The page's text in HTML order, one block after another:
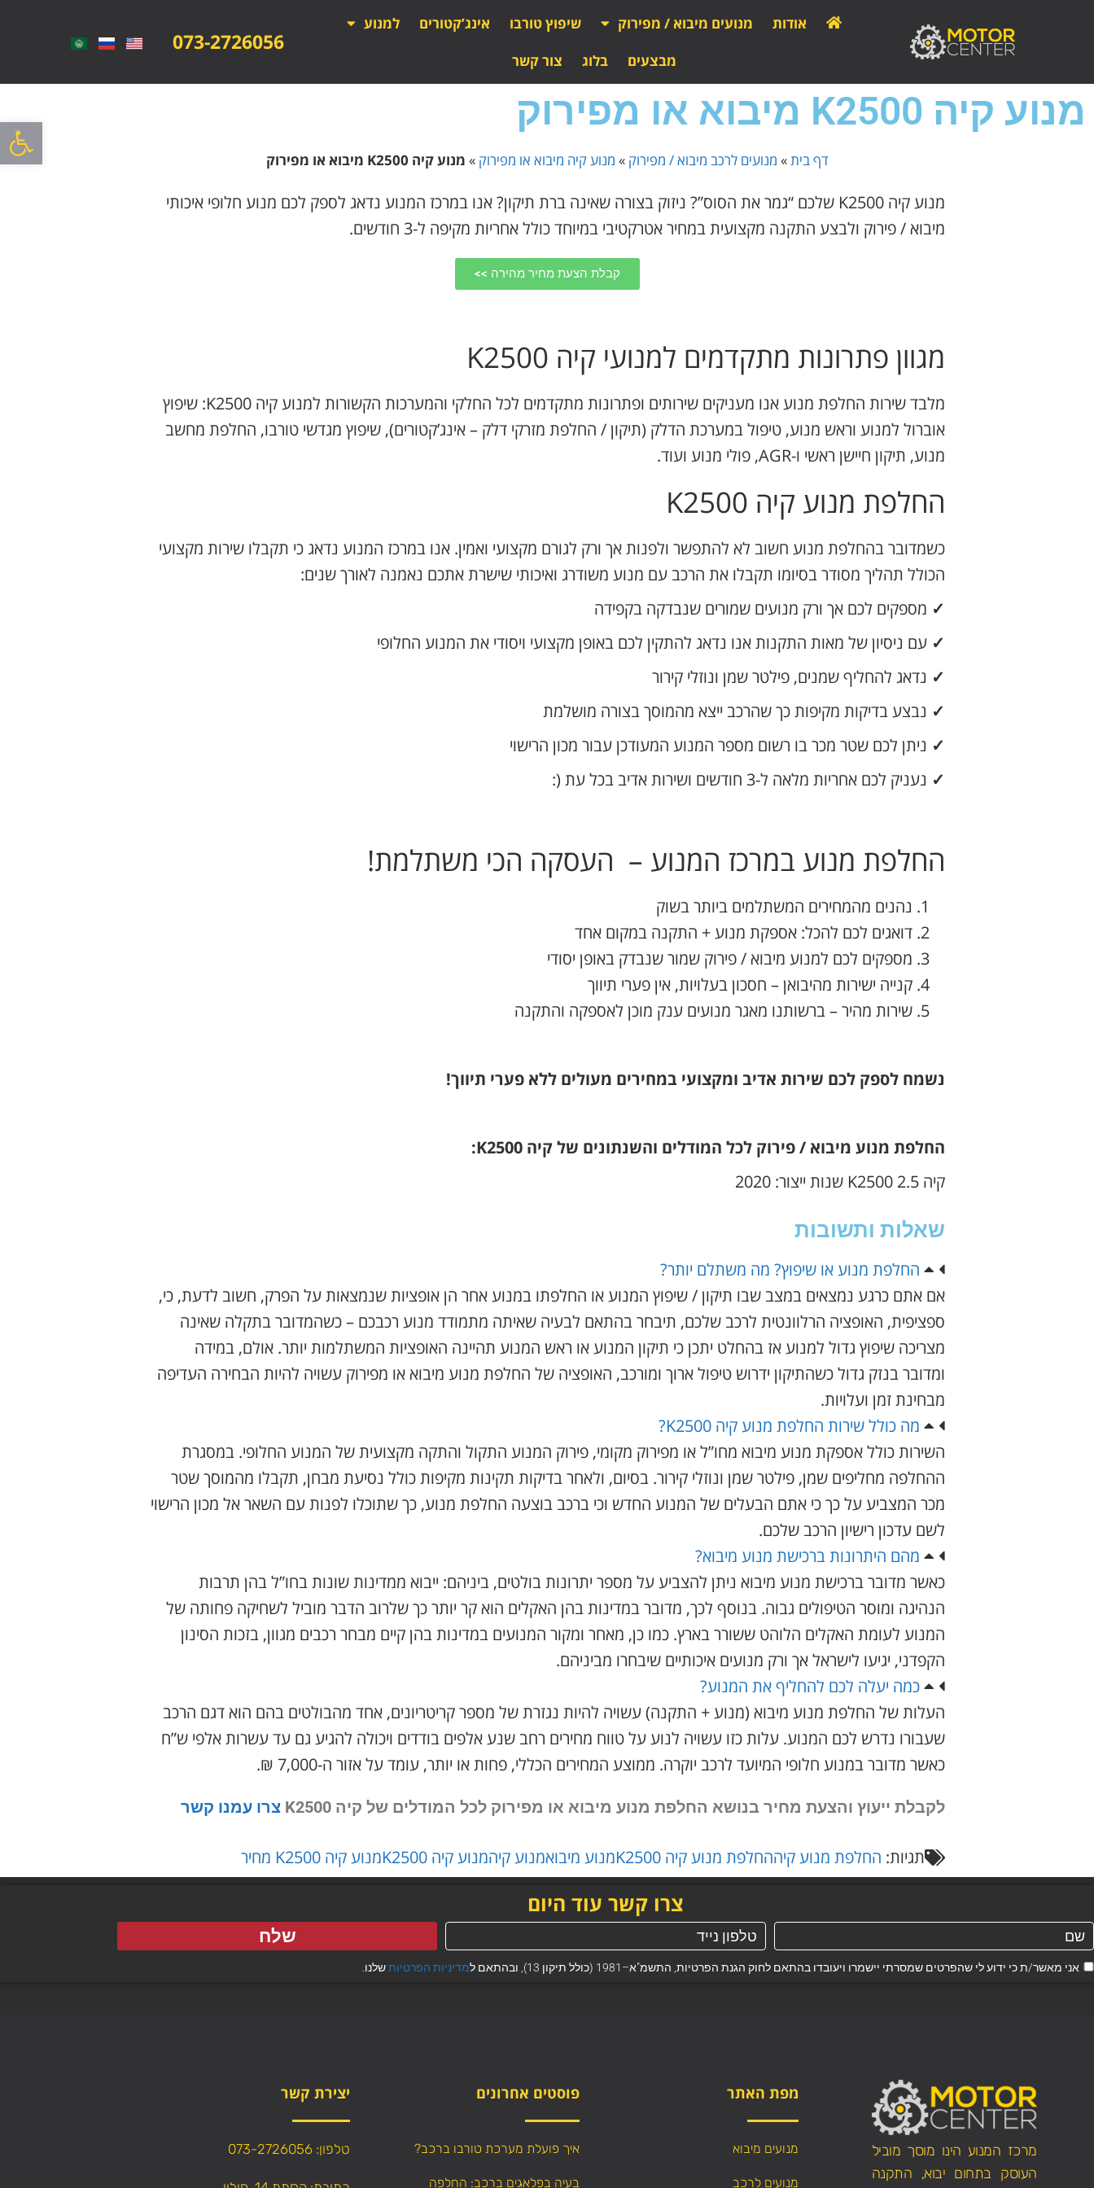
פתח
אודות מנועים מיבוא / מפירוק שיפוץ טורבו אינג’קטורים למנוע
מבצעים בלוג צור קשר
073-2726056
מנוע קיה K2500 מיבוא או מפירוק
דף בית» מנועים לרכב מיבוא / מפירוק » מנוע קיה מיבוא או מפירוק » מנוע קיה K2500 מיבוא או מפירוק
מנוע קיה K2500 שלכם “גמר את הסוס”? ניזוק בצורה שאינה ברת תיקון? אנו במרכז המנוע נדאג לספק לכם מנוע חלופי איכותי
מיבוא / פירוק ולבצע התקנה מקצועית במחיר אטרקטיבי במיוחד כולל אחריות מקיפה ל-3 חודשים.
קבלת הצעת מחיר מהירה >>
מגוון פתרונות מתקדמים למנועי קיה K2500
מלבד שירות החלפת מנוע אנו מעניקים שירותים ופתרונות מתקדמים לכל החלקי והמערכות הקשורות למנוע קיה K2500: שיפוץ
אוברול למנוע וראש מנוע, טיפול במערכת הדלק (תיקון / החלפת מזרקי דלק – אינג’קטורים), שיפוץ מגדשי טורבו, החלפת מחשב
מנוע, תיקון חיישן ראשי ו-AGR, פולי מנוע ועוד.
החלפת מנוע קיה K2500
כשמדובר בהחלפת מנוע חשוב לא להתפשר ולפנות אך ורק לגורם מקצועי ואמין. אנו במרכז המנוע נדאג כי תקבלו שירות מקצועי
הכולל תהליך מסודר בסיומו תקבלו את הרכב עם מנוע משודרג ואיכותי שישרת אתכם נאמנה לאורך שנים:
✓ מספקים לכם אך ורק מנועים שמורים שנבדקה בקפידה
✓ עם ניסיון של מאות התקנות אנו נדאג להתקין לכם באופן מקצועי ויסודי את המנוע החלופי
✓ נדאג להחליף שמנים, פילטר שמן ונוזלי קירור
✓ נבצע בדיקות מקיפות כך שהרכב ייצא מהמוסך בצורה מושלמת
✓ ניתן לכם שטר מכר בו רשום מספר המנוע המעודכן עבור מכון הרישוי
✓ נעניק לכם אחריות מלאה ל-3 חודשים ושירות אדיב בכל עת (:
החלפת מנוע במרכז המנוע – העסקה הכי משתלמת!
נהנים מהמחירים המשתלמים ביותר בשוק
דואגים לכם להכל: אספקת מנוע + התקנה במקום אחד
מספקים לכם למנוע מיבוא / פירוק שמור שנבדק באופן יסודי
קנייה ישירות מהיבואן – חסכון בעלויות, אין פערי תיווך
שירות מהיר – ברשותנו מאגר מנועים ענק מוכן לאספקה והתקנה
נשמח לספק לכם שירות אדיב ומקצועי במחירים מעולים ללא פערי תיווך!
החלפת מנוע מיבוא / פירוק לכל המודלים והשנתונים של קיה K2500:
קיה K2500 2.5 שנות ייצור: 2020
שאלות ותשובות
החלפת מנוע או שיפוץ? מה משתלם יותר?
אם אתם כרגע נמצאים במצב שבו תיקון / שיפוץ המנוע או החלפתו במנוע אחר הן אופציות שנמצאות על הפרק, חשוב לדעת, כי,
ספציפית, האופציה הרלוונטית לרכב שלכם, תיבחר בהתאם לבעיה שאיתה מתמודד מנוע רכבכם – כשהמדובר בתקלה שאינה
מצריכה שיפוץ גדול למנוע אז בהחלט יתכן כי תיקון המנוע או ראש המנוע תהיינה האופציות המשתלמות יותר. אולם, במידה
ומדובר בנזק גדול כשהתיקון ידרוש טיפול ארוך ומורכב, האופציה של החלפת מנוע מיבוא או מפירוק עשויה להיות הבחירה העדיפה
מבחינת זמן ועלויות.
מה כולל שירות החלפת מנוע קיה K2500?
השירות כולל אספקת מנוע מיבוא מחו”ל או מפירוק מקומי, פירוק המנוע התקול והתקה מקצועית של המנוע החלופי. במסגרת
ההחלפה מחליפים שמן, פילטר שמן ונוזלי קירור. בסיום, ולאחר בדיקות תקינות מקיפות כולל נסיעת מבחן, תקבלו מהמוסך שטר
מכר המצביע על כך כי אתם הבעלים של המנוע החדש וכי ברכב בוצעה החלפת מנוע, כך שתוכלו לפנות עם השאר אל מכון הרישוי
לשם עדכון רישיון הרכב שלכם.
מהם היתרונות ברכישת מנוע מיבוא?
כאשר מדובר ברכישת מנוע מיבוא ניתן להצביע על מספר יתרונות בולטים, ביניהם: ייבוא ממדינות שונות בחו”ל בהן תרבות
הנהיגה ומוסר הטיפולים גבוה. בנוסף לכך, מדובר במדינות בהן האקלים הוא קר יותר כך שלרוב הדבר מוביל לשחיקה פחותה של
המנוע לעומת האקלים הלוהט ששורר בארץ. כמו כן, מאחר ומקור המנועים במדינות בהן קיים מבחר רכבים מגוון, בזכות הסינון
הקפדני, יגיעו לישראל אך ורק מנועים איכותיים שיבחרו מביניהם.
כמה יעלה לכם להחליף את המנוע?
העלות של החלפת מנוע מיבוא (מנוע + התקנה) עשויה להיות נגזרת של מספר קריטריונים, אחד מהבולטים בהם הוא דגם הרכב
שעבורו נדרש לכם המנוע. עלות כזו עשויה לנוע על טווח מחירים רחב שנע אלפים בודדים ויכולה להגיע גם עד עשרות אלפי ש”ח
כאשר מדובר במנוע חלופי המיועד לרכב יוקרה. ממוצע המחירים הכללי, פחות או יותר, עומד על אזור ה-7,000 ₪.
לקבלת ייעוץ והצעת מחיר בנושא החלפת מנוע מיבוא או מפירוק לכל המודלים של קיה K2500 צרו עמנו קשר
תגיות: החלפת מנוע קיההחלפת מנוע קיה K2500 מנוע מיבואמנוע קיהמנוע קיה K2500 מנוע קיה K2500 מחיר
צרו קשר עוד היום
אני מאשר/ת כי ידוע לי שהפרטים שמסרתי יישמרו ויעובדו בהתאם לחוק הגנת הפרטיות, התשמ"א–1981 (כולל תיקון 13), ובהתאם ל מדיניות הפרטיותשלנו.
שלח
מרכז המנוע הינו מוסך מוביל
העוסק בתחום יבוא, התקנה
מפת האתר
מנועים מיבוא
מנועים לרכב
פוסטים אחרונים
איך פועלת מערכת טורבו ברכב?
בעיה בפלאגים ברכב: החלפה
יצירת קשר
טלפון: 073-2726056